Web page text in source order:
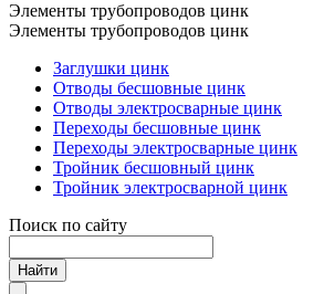
Элементы трубопроводов цинк
Элементы трубопроводов цинк
Заглушки цинк
Отводы бесшовные цинк
Отводы электросварные цинк
Переходы бесшовные цинк
Переходы электросварные цинк
Тройник бесшовный цинк
Тройник электросварной цинк
Поиск по сайту
Найти